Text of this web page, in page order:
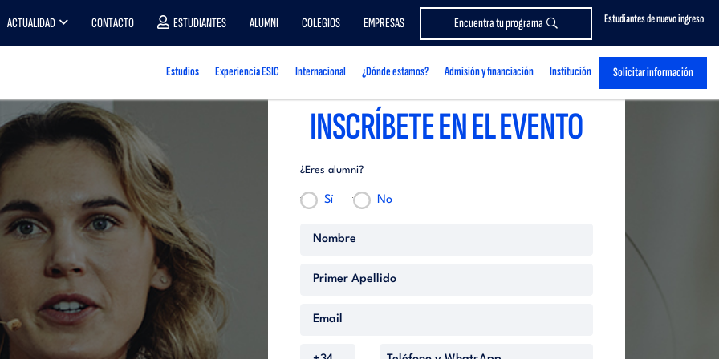
Estudiantes de nuevo ingreso
ACTUALIDAD CONTACTO ESTUDIANTES ALUMNI COLEGIOS EMPRESAS Encuentra tu programa
Estudios Experiencia ESIC Internacional ¿Dónde estamos? Admisión y financiación Institución Solicitar información
INSCRÍBETE EN EL EVENTO
¿Eres alumni?
Sí No